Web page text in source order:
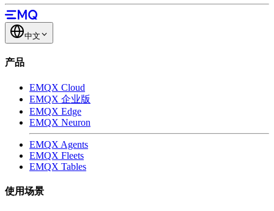
中文
产品
EMQX Cloud
EMQX 企业版
EMQX Edge
EMQX Neuron
EMQX Agents
EMQX Fleets
EMQX Tables
使用场景